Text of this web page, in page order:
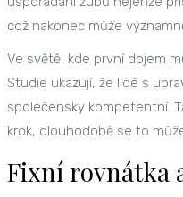
což nakonec může
Ve světě, kde první dojem
Studie ukazují, že lidé s
společensky kompetentní.
krok, dlouhodobě se to
Fixní rovnátka